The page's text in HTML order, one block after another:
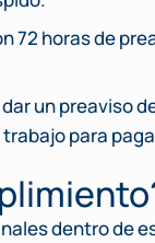
72 horas de
un preaviso
para
dentro de